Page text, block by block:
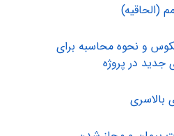
(الحاقیه)
و نحوه محاسبه برای
در پروژه
بالاسری